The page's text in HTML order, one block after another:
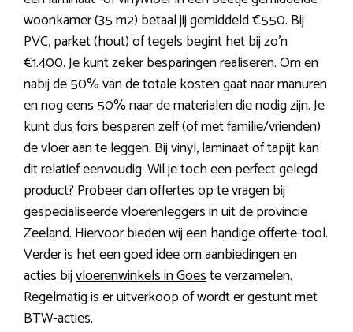
woonkamer (35 m2) betaal jij gemiddeld €550. Bij
PVC, parket (hout) of tegels begint het bij zo’n
€1.400. Je kunt zeker besparingen realiseren. Om en
nabij de 50% van de totale kosten gaat naar manuren
en nog eens 50% naar de materialen die nodig zijn. Je
kunt dus fors besparen zelf (of met familie/vrienden)
de vloer aan te leggen. Bij vinyl, laminaat of tapijt kan
dit relatief eenvoudig. Wil je toch een perfect gelegd
product? Probeer dan offertes op te vragen bij
gespecialiseerde vloerenleggers in uit de provincie
Zeeland. Hiervoor bieden wij een handige offerte-tool.
Verder is het een goed idee om aanbiedingen en
acties bijvloerenwinkels in Goeste verzamelen.
Regelmatig is er uitverkoop of wordt er gestunt met
BTW-acties.